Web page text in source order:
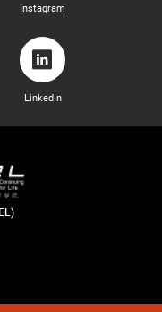
Instagram
LinkedIn